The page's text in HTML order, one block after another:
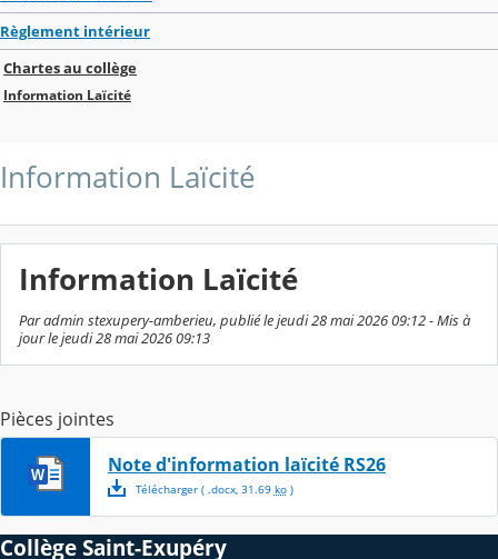
Règlement intérieur
Chartes au collège
Information Laïcité
Information Laïcité
Information Laïcité
Par admin stexupery-amberieu, publié le jeudi 28 mai 2026 09:12 - Mis à
jour le jeudi 28 mai 2026 09:13
Pièces jointes
Note d'information laïcité RS26
Télécharger( .docx, 31.69 ko)
Collège Saint-Exupéry